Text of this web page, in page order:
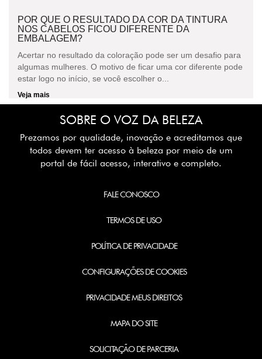
POR QUE O RESULTADO DA COR DA TINTURA
NOS CABELOS FICOU DIFERENTE DA
EMBALAGEM?
Acertar no resultado da coloração pode ser um desafio para
algumas mulheres. O motivo de ficar uma cor diferente pode
estar logo no início, se você escolher o...
Veja mais
SOBRE O VOZ DA BELEZA
Prezamos por qualidade, inovação e acreditamos que
todos devem ter acesso à beleza por meio de um
portal de fácil acesso, interativo e completo.
FALE CONOSCO
TERMOS DE USO
POLÍTICA DE PRIVACIDADE
CONFIGURAÇÕES DE COOKIES
PRIVACIDADE MEUS DIREITOS
MAPA DO SITE
SOLICITAÇÃO DE PARCERIA